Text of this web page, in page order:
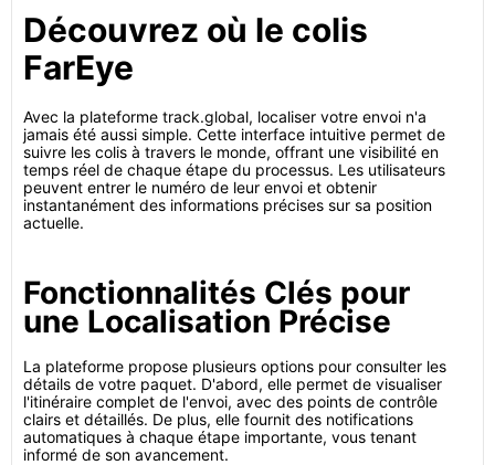
Découvrez où le colis
FarEye
Avec la plateforme track.global, localiser votre envoi n'a
jamais été aussi simple. Cette interface intuitive permet de
suivre les colis à travers le monde, offrant une visibilité en
temps réel de chaque étape du processus. Les utilisateurs
peuvent entrer le numéro de leur envoi et obtenir
instantanément des informations précises sur sa position
actuelle.
Fonctionnalités Clés pour
une Localisation Précise
La plateforme propose plusieurs options pour consulter les
détails de votre paquet. D'abord, elle permet de visualiser
l'itinéraire complet de l'envoi, avec des points de contrôle
clairs et détaillés. De plus, elle fournit des notifications
automatiques à chaque étape importante, vous tenant
informé de son avancement.